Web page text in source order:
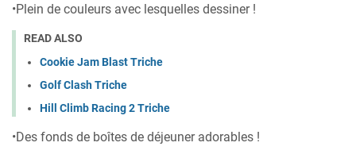
•Plein de couleurs avec lesquelles dessiner !
READ ALSO
Cookie Jam Blast Triche
Golf Clash Triche
Hill Climb Racing 2 Triche
•Des fonds de boîtes de déjeuner adorables !